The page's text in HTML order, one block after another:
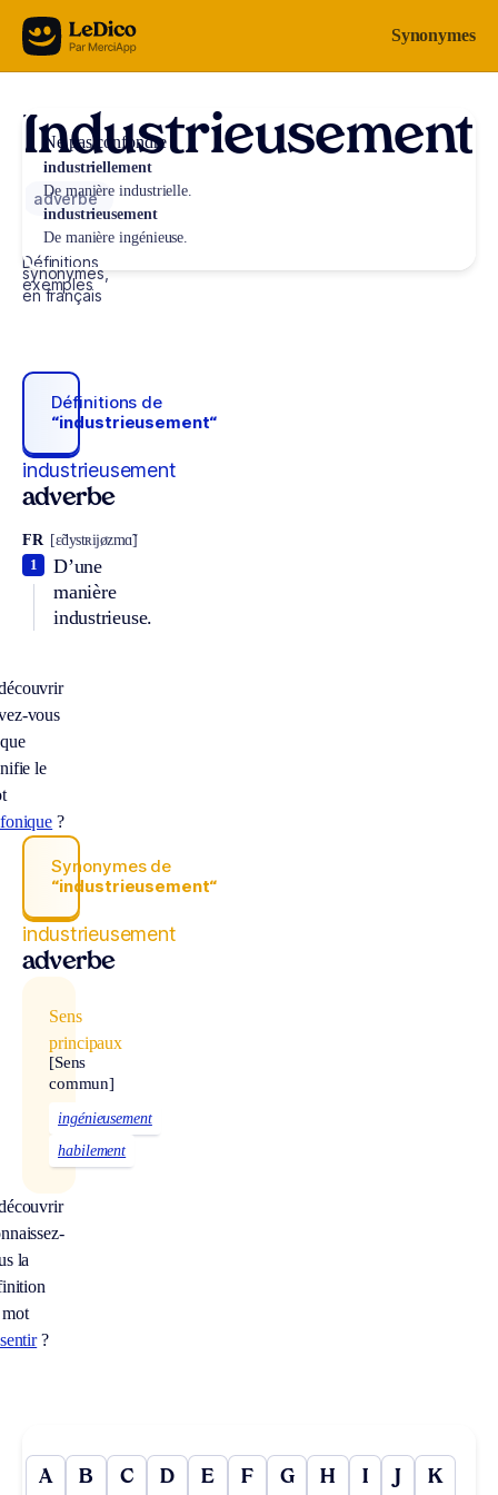
Aller au contenu Synonymes
Industrieusement
adverbe
Définitions,
synonymes,
exemples
en français
Définitions de
“industrieusement“
industrieusement
adverbe
FR [ɛ̃dystʀijøzmɑ̃]
D’une
manière
industrieuse.
1
vous
le
?
Synonymes de
“industrieusement“
industrieusement
adverbe
Sens
principaux
[Sens
commun]
ingénieusement
habilement
la
?
Ne pas confondre
industriellement
De manière industrielle.
industrieusement
De manière ingénieuse.
A B C D E F G H I J K